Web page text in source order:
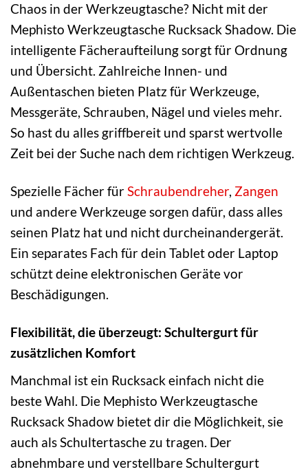
Chaos in der Werkzeugtasche? Nicht mit der
Mephisto Werkzeugtasche Rucksack Shadow. Die
intelligente Fächeraufteilung sorgt für Ordnung
und Übersicht. Zahlreiche Innen- und
Außentaschen bieten Platz für Werkzeuge,
Messgeräte, Schrauben, Nägel und vieles mehr.
So hast du alles griffbereit und sparst wertvolle
Zeit bei der Suche nach dem richtigen Werkzeug.
Spezielle Fächer fürSchraubendreher, Zangen
und andere Werkzeuge sorgen dafür, dass alles
seinen Platz hat und nicht durcheinandergerät.
Ein separates Fach für dein Tablet oder Laptop
schützt deine elektronischen Geräte vor
Beschädigungen.
Flexibilität, die überzeugt: Schultergurt für
zusätzlichen Komfort
Manchmal ist ein Rucksack einfach nicht die
beste Wahl. Die Mephisto Werkzeugtasche
Rucksack Shadow bietet dir die Möglichkeit, sie
auch als Schultertasche zu tragen. Der
abnehmbare und verstellbare Schultergurt